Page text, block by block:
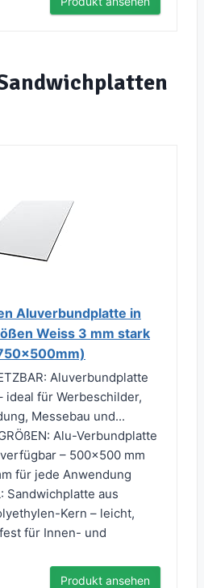
Aluverbundplatte in
Weiss 3 mm stark
Aluverbundplatte
ideal für Werbeschilder,
Messebau und...
Alu-Verbundplatte
– 500x500 mm
für jede Anwendung
Sandwichplatte aus
Kern – leicht,
für Innen- und
Produkt ansehen